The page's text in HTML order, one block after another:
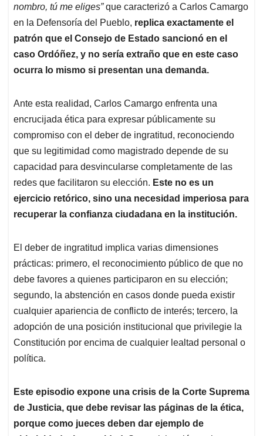
nombro, tú me eliges”que caracterizó a Carlos Camargo
en la Defensoría del Pueblo, replica exactamente el
patrón que el Consejo de Estado sancionó en el
caso Ordóñez, y no sería extraño que en este caso
ocurra lo mismo si presentan una demanda.
Ante esta realidad, Carlos Camargo enfrenta una
encrucijada ética para expresar públicamente su
compromiso con el deber de ingratitud, reconociendo
que su legitimidad como magistrado depende de su
capacidad para desvincularse completamente de las
redes que facilitaron su elección. Este no es un
ejercicio retórico, sino una necesidad imperiosa para
recuperar la confianza ciudadana en la institución.
El deber de ingratitud implica varias dimensiones
prácticas: primero, el reconocimiento público de que no
debe favores a quienes participaron en su elección;
segundo, la abstención en casos donde pueda existir
cualquier apariencia de conflicto de interés; tercero, la
adopción de una posición institucional que privilegie la
Constitución por encima de cualquier lealtad personal o
política.
Este episodio expone una crisis de la Corte Suprema
de Justicia, que debe revisar las páginas de la ética,
porque como jueces deben dar ejemplo de